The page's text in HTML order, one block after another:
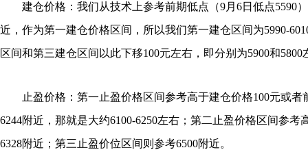
建仓价格：我们从技术上参考前期低点（9月6日低点5590）
近，作为第一建仓价格区间，所以我们第一建仓区间为5990-
区间和第三建仓区间以此下移100元左右，即分别为5900和5800
止盈价格：第一止盈价格区间参考高于建仓价格100元或者
6244附近，那就是大约6100-6250左右；第二止盈价格区间参考
6328附近；第三止盈价位区间则参考6500附近。